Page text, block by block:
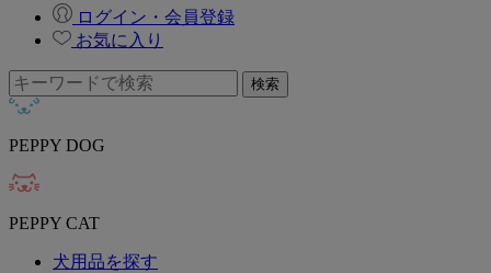
ログイン・会員登録
お気に入り
PEPPY DOG
PEPPY CAT
犬用品を探す